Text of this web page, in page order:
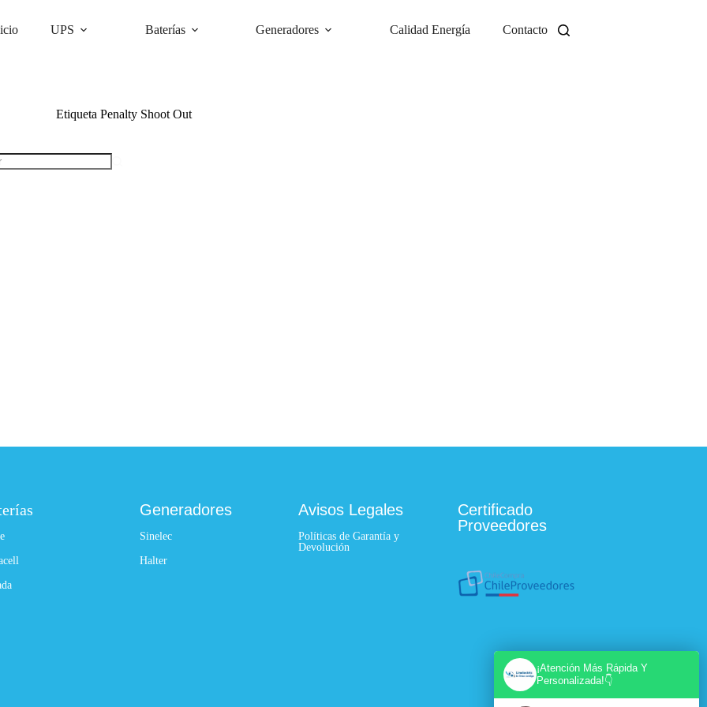
UPS Baterías Generadores Calidad Energía Contacto
Etiqueta Penalty Shoot Out
Generadores
Sinelec
Halter
Avisos Legales
Políticas de Garantía y
Devolución
Certificado
Proveedores
¡Atención Más Rápida Y
Personalizada!👇